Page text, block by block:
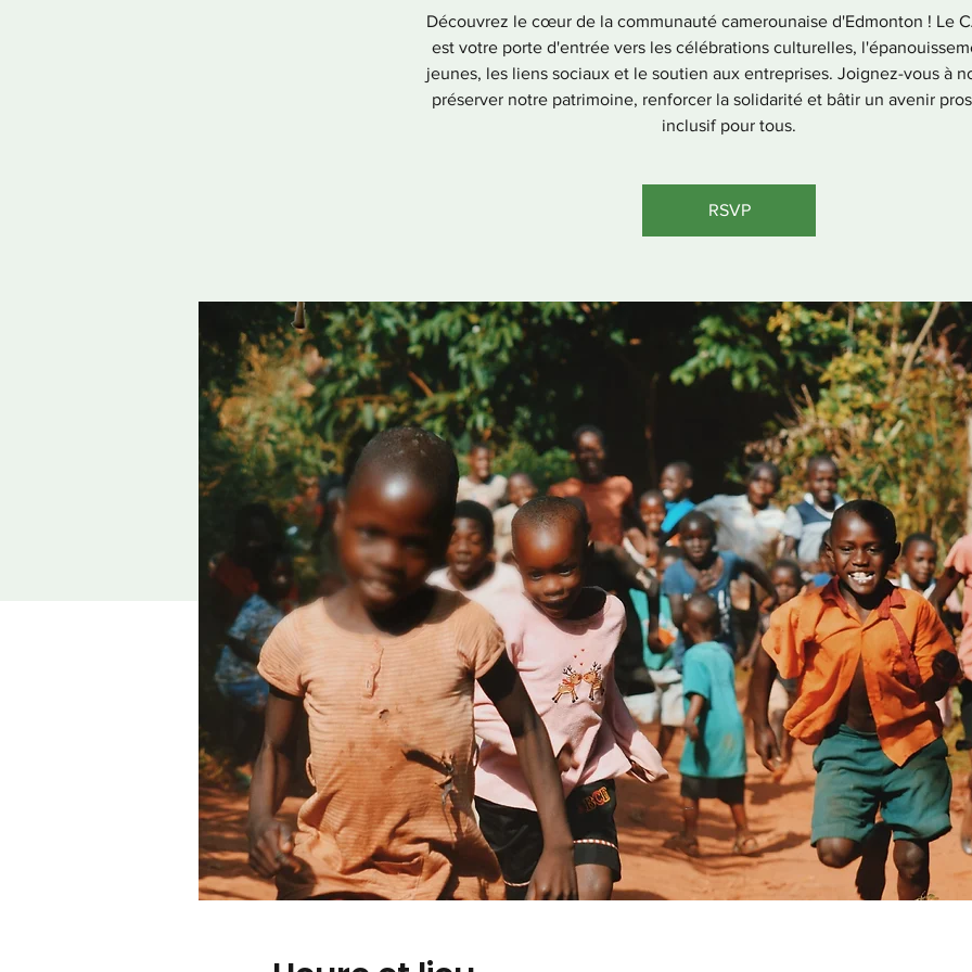
Découvrez le cœur de la communauté camerounaise d'Edmonton ! Le
est votre porte d'entrée vers les célébrations culturelles,
jeunes, les liens sociaux et le soutien aux entreprises. Joignez-vous à
préserver notre patrimoine, renforcer la solidarité et bâtir un avenir
inclusif pour tous.
RSVP